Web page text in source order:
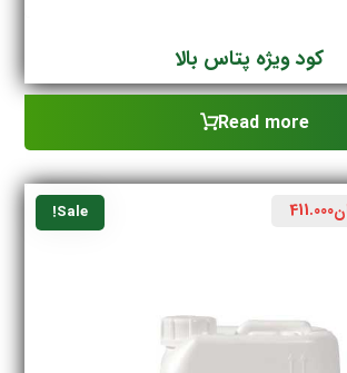
کود ویژه پتاس بالا
Read more
411.000
Sale!